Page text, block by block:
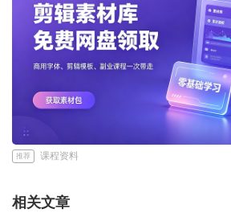
推荐 课程资料
相关文章